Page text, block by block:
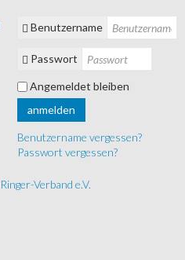
Benutzername
Passwort
Angemeldet bleiben
anmelden
Benutzername vergessen?
Passwort vergessen?